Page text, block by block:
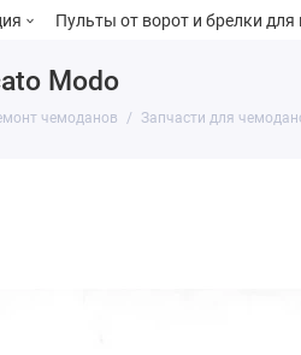
Пульты от ворот и брелки
Modo
чемоданов Запчасти для